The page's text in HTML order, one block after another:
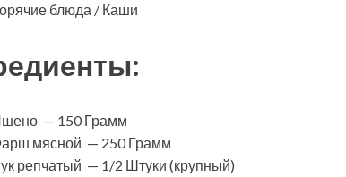
блюда / Каши
— 150 Грамм
мясной — 250 Грамм
репчатый — 1/2 Штуки (крупный)